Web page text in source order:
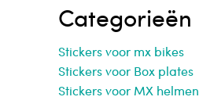
Categorieën
Stickers voor mx bikes
Stickers voor Box plates
Stickers voor MX helmen